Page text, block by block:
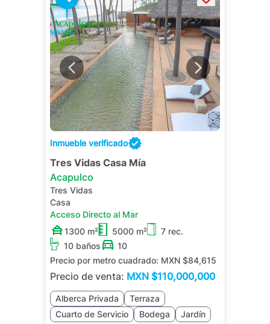
Inmueble verificado
Tres Vidas Casa Mía
Acapulco
Tres Vidas
Casa
Acceso Directo al Mar
1300 m²
5000 m²
7 rec.
10 baños
10
Precio por metro cuadrado: MXN $84,615
Precio de venta: MXN $110,000,000
Alberca Privada
Terraza
Cuarto de Servicio
Bodega Jardín